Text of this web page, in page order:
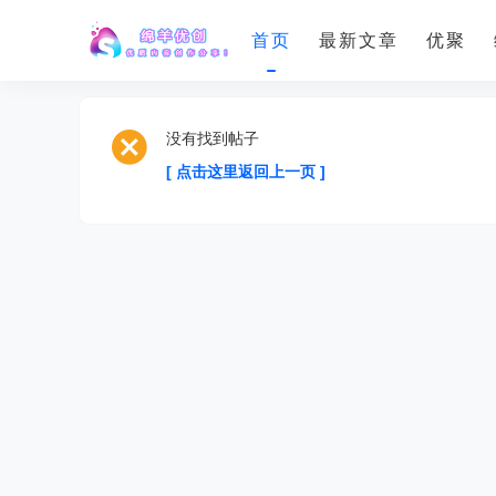
首页 最新文章 优聚
没有找到帖子
[ 点击这里返回上一页 ]